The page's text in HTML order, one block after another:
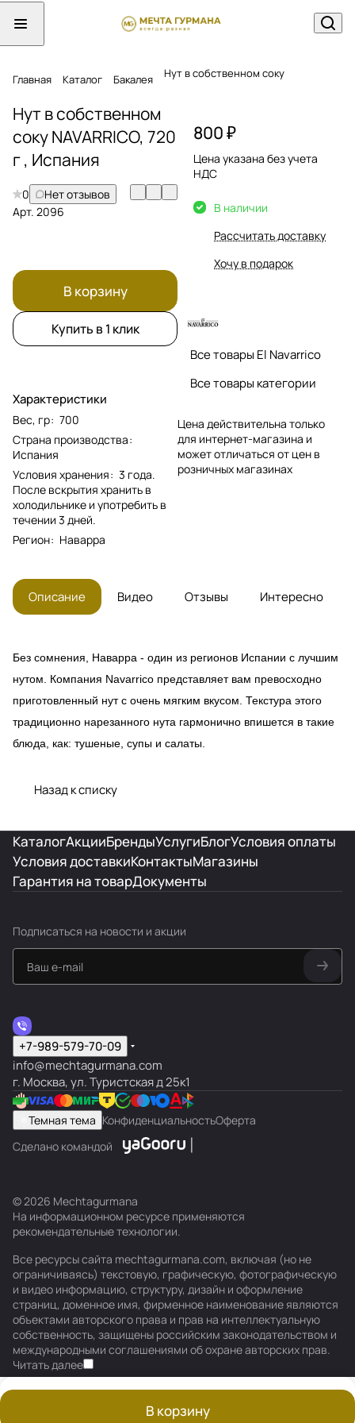
Главная Каталог Бакалея Нут в собственном соку
Нут в собственном
соку NAVARRICO, 720
г , Испания
0
Нет отзывов
Арт. 2096
В корзину
Купить в 1 клик
Характеристики
Вес, гр: 700
Страна производства:
Испания
Условия хранения: 3 года.
После вскрытия хранить в
холодильнике и употребить в
течении 3 дней.
Регион: Наварра
800 ₽
Цена указана без учета
НДС
В наличии
Рассчитать доставку
Хочу в подарок
Все товары El Navarrico
Все товары категории
Цена действительна только
для интернет-магазина и
может отличаться от цен в
розничных магазинах
Описание Видео Отзывы Интересно
Без сомнения, Наварра - один из регионов Испании с лучшим
нутом. Компания Navarrico представляет вам превосходно
приготовленный нут с очень мягким вкусом. Текстура этого
традиционно нарезанного нута гармонично впишется в такие
блюда, как: тушеные, супы и салаты.
Назад к списку
В корзину
КаталогАкцииБрендыУслугиБлогУсловия оплаты
Условия доставкиКонтактыМагазины
Гарантия на товарДокументы
Подписаться на новости и акции
+7-989-579-70-09
info@mechtagurmana.com
г. Москва, ул. Туристская д 25к1
Темная тема КонфиденциальностьОферта
Сделано командой
© 2026 Mechtagurmana
На информационном ресурсе применяются
рекомендательные технологии.
Все ресурсы сайта mechtagurmana.com, включая (но не
ограничиваясь) текстовую, графическую, фотографическую
и видео информацию, структуру, дизайн и оформление
страниц, доменное имя, фирменное наименование являются
объектами авторского права и прав на интеллектуальную
собственность, защищены российским законодательством и
международными соглашениями об охране авторских прав.
Читать далее